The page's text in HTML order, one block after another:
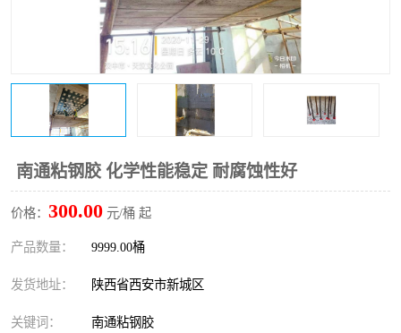
南通粘钢胶 化学性能稳定 耐腐蚀性好
价格： 300.00 元/桶 起
产品数量： 9999.00桶
发货地址： 陕西省西安市新城区
关键词： 南通粘钢胶
桥梁伸缩缝快速修补料 防静电不发火砂浆
加固砂浆
膨胀剂 混凝土防碳化涂料
融雪剂